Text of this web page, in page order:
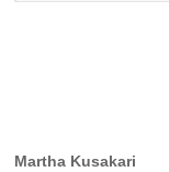
Martha Kusakari